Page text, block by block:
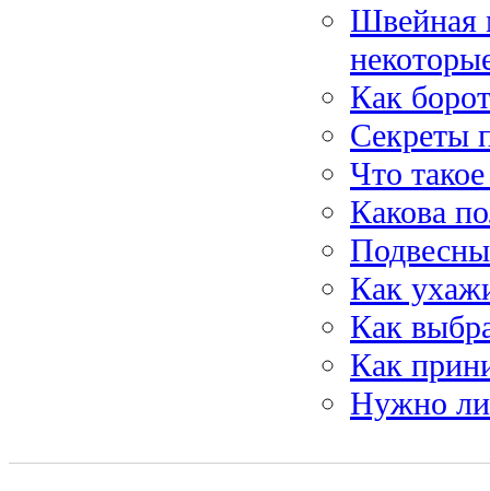
Швейная
Как
Секреты
Что
Какова
Как
Как
Как
Нужно ли